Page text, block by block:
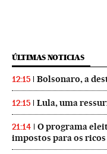
ÚLTIMAS NOTICIAS
12:15 Bolsonaro, a
12:15 Lula, uma
21:14
O programa
impostos para os